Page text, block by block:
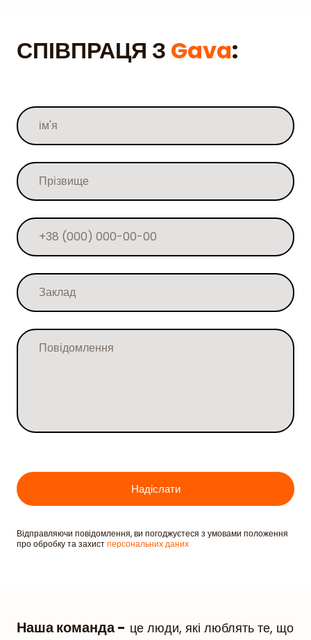
СПІВПРАЦЯ З Gava:
Надіслати
Відправляючи повідомлення, ви погоджуєтеся з умовами положення
про обробку та захистперсональних даних
Наша команда - це люди, які люблять те, що